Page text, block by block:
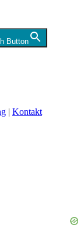
Button
| Kontakt